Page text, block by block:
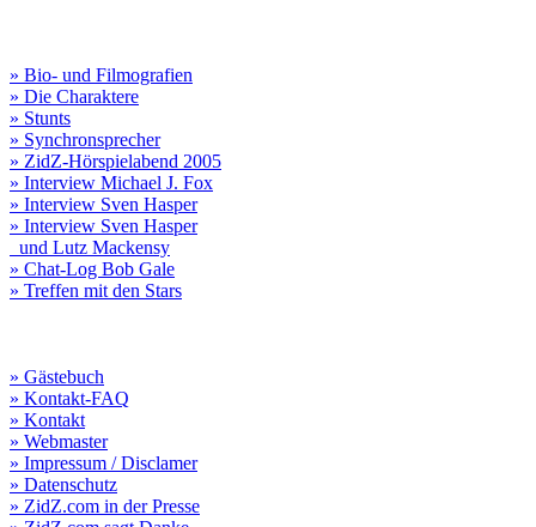
» Bio- und Filmografien
» Die Charaktere
» Stunts
» Synchronsprecher
» ZidZ-Hörspielabend 2005
» Interview Michael J. Fox
» Interview Sven Hasper
» Interview Sven Hasper
und Lutz Mackensy
» Chat-Log Bob Gale
» Treffen mit den Stars
» Gästebuch
» Kontakt-FAQ
» Kontakt
» Webmaster
» Impressum / Disclamer
» Datenschutz
» ZidZ.com in der Presse